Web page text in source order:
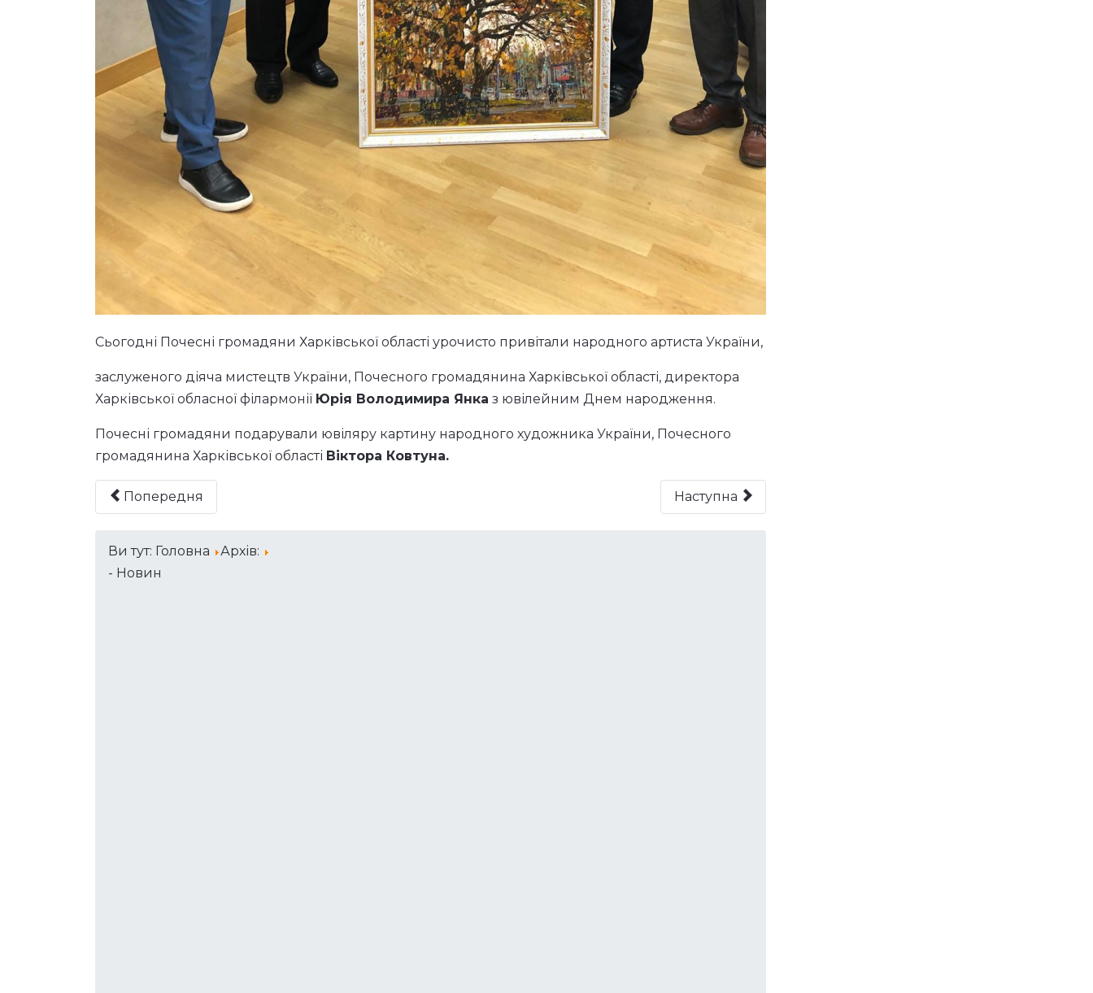
Сьогодні Почесні громадяни Харківської області урочисто привітали народного артиста України,
заслуженого діяча мистецтв України, Почесного громадянина Харківської області, директора
Харківської обласної філармонії Юрія Володимира Янка з ювілейним Днем народження.
Почесні громадяни подарували ювіляру картину народного художника України, Почесного
громадянина Харківської області Віктора Ковтуна.
Попередня Наступна
Ви тут: Головна
Архів:
- Новин